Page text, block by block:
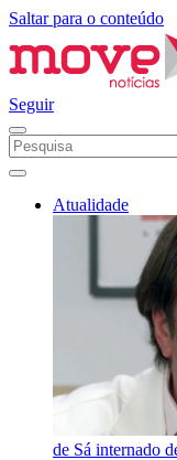
Saltar para o conteúdo
Seguir
Atualidade
de Sá internado